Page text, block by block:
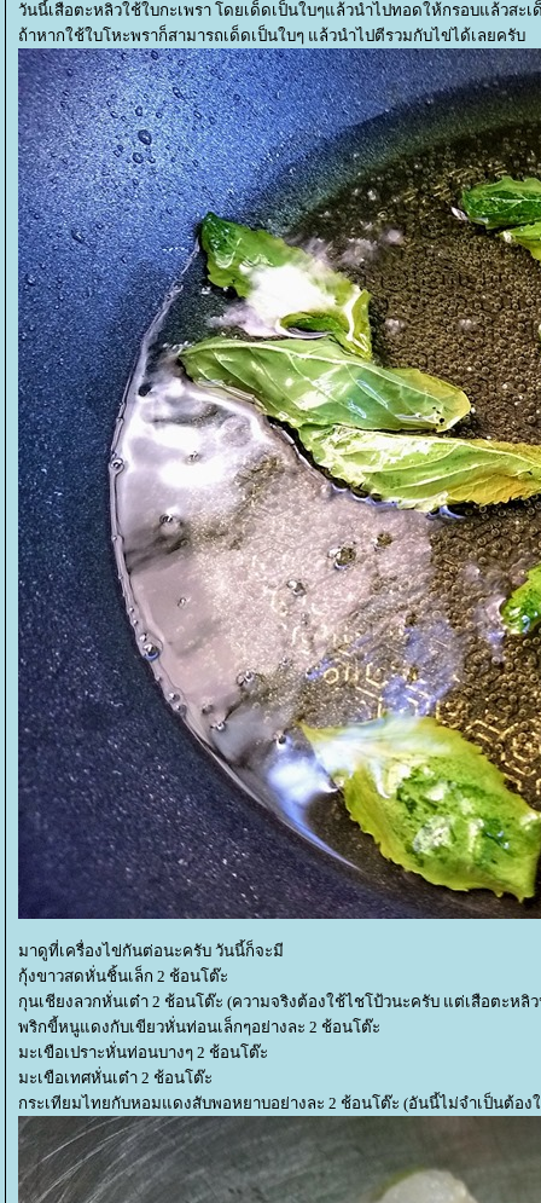
วันนี้เสือตะหลิวใช้ใบกะเพรา โดยเด็ดเป็นใบๆแล้วนำไปทอดให้กรอบแล้วส
ถ้าหากใช้ใบโหะพราก็สามารถเด็ดเป็นใบๆ แล้วนำไปตีรวมกับไข่ได้เลยครับ
มาดูที่เครื่องไข่กันต่อนะครับ วันนี้ก็จะมี
กุ้งขาวสดหั่นชิ้นเล็ก 2 ช้อนโต๊ะ
กุนเชียงลวกหั่นเต๋า 2 ช้อนโต๊ะ (ความจริงต้องใช้ไชโป้วนะครับ แต่เสือตะหลิ
พริกขี้หนูแดงกับเขียวหั่นท่อนเล็กๆอย่างละ 2 ช้อนโต๊ะ
มะเขือเปราะหั่นท่อนบางๆ 2 ช้อนโต๊ะ
มะเขือเทศหั่นเต๋า 2 ช้อนโต๊ะ
กระเทียมไทยกับหอมแดงสับพอหยาบอย่างละ 2 ช้อนโต๊ะ (อันนี้ไม่จำเป็นต้อ